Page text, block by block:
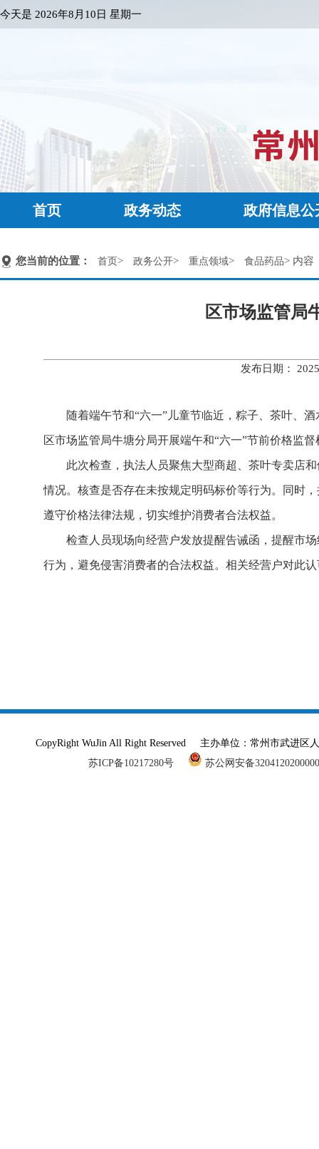
今天是 2026年8月10日 星期一
首页 政务动态 政府信息公
您当前的位置： 首页> 政务公开> 重点领域> 食品药品> 内容
区市场监管局
发布日期：
随着端午节和“六一”儿童节临近，粽子、茶叶、
区市场监管局牛塘分局开展端午和“六一”节前价格监
此次检查，执法人员聚焦大型商超、茶叶专卖店
情况。核查是否存在未按规定明码标价等行为。同时
遵守价格法律法规，切实维护消费者合法权益。
检查人员现场向经营户发放提醒告诫函，提醒市
行为，避免侵害消费者的合法权益。相关经营户对此
CopyRight WuJin All Right Reserved 主办单位：常州市武进
苏ICP备10217280号
苏公网安备